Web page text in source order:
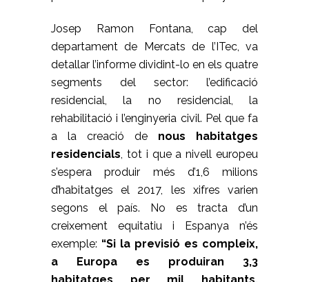
Josep Ramon Fontana, cap del
departament de Mercats de l’ITec, va
detallar l’informe dividint-lo en els quatre
segments del sector: l’edificació
residencial, la no residencial, la
rehabilitació i l’enginyeria civil. Pel que fa
a la creació de nous habitatges
residencials, tot i que a nivell europeu
s’espera produir més d’1,6 milions
d’habitatges el 2017, les xifres varien
segons el país. No es tracta d’un
creixement equitatiu i Espanya n’és
exemple: “Si la previsió es compleix,
a Europa es produiran 3,3